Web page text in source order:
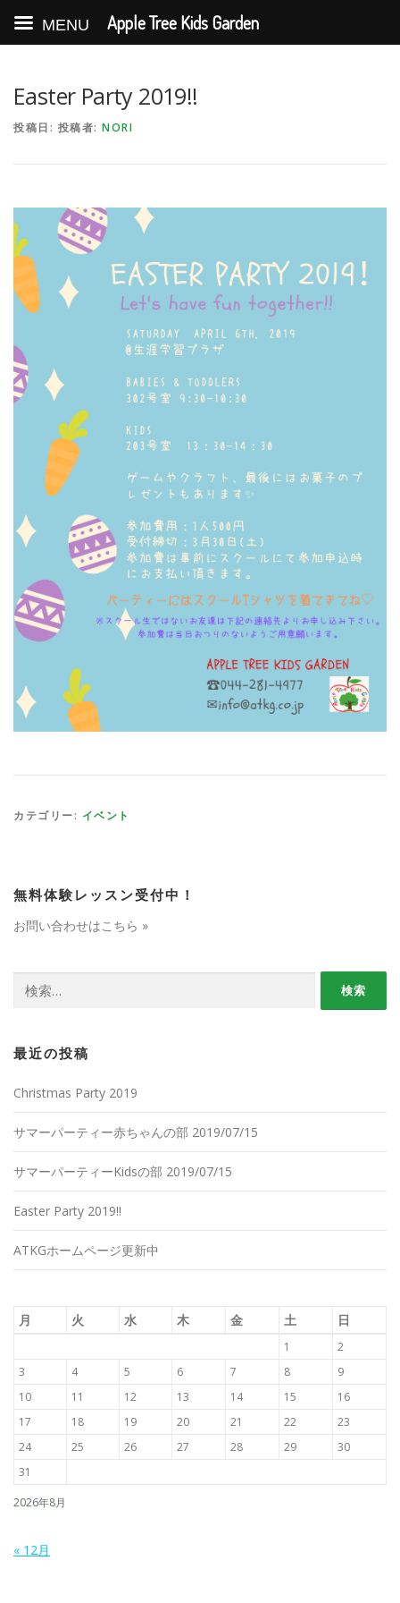
Easter Party 2019!!
投稿日: 投稿者: NORI
カテゴリー: イベント
無料体験レッスン受付中！
お問い合わせはこちら »
索:
最近の投稿
Christmas Party 2019
サマーパーティー赤ちゃんの部 2019/07/15
サマーパーティーKidsの部 2019/07/15
Easter Party 2019!!
ATKGホームページ更新中
2026年8月
月 火 水 木 金 土 日
1
2
3
4 5 6 7 8
9
10
11 12 13 14 15
16
17
18 19 20 21 22
23
24
25 26 27 28 29
30
31
« 12月
MENU Apple Tree Kids Garden